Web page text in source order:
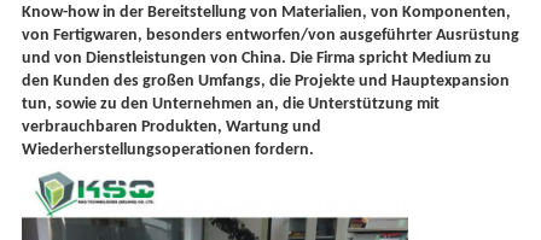
Know-how in der Bereitstellung von Materialien, von Komponenten,
von Fertigwaren, besonders entworfen/von ausgeführter Ausrüstung
und von Dienstleistungen von China. Die Firma spricht Medium zu
den Kunden des großen Umfangs, die Projekte und Hauptexpansion
tun, sowie zu den Unternehmen an, die Unterstützung mit
verbrauchbaren Produkten, Wartung und
Wiederherstellungsoperationen fordern.